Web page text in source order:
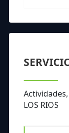
LOS RIOS